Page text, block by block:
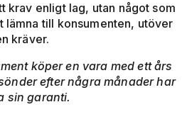
krav enligt lag, utan något som
till konsumenten, utöver
kräver.
köper en vara med ett års
efter några månader har
sin garanti.